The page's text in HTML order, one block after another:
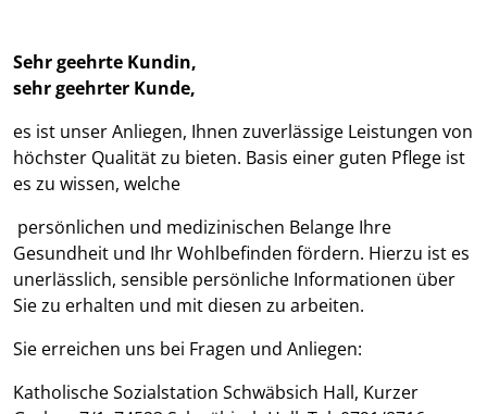
Sehr geehrte Kundin,
sehr geehrter Kunde,
es ist unser Anliegen, Ihnen zuverlässige Leistungen von
höchster Qualität zu bieten. Basis einer guten Pflege ist
es zu wissen, welche
persönlichen und medizinischen Belange Ihre
Gesundheit und Ihr Wohlbefinden fördern. Hierzu ist es
unerlässlich, sensible persönliche Informationen über
Sie zu erhalten und mit diesen zu arbeiten.
Sie erreichen uns bei Fragen und Anliegen:
Katholische Sozialstation Schwäbsich Hall, Kurzer